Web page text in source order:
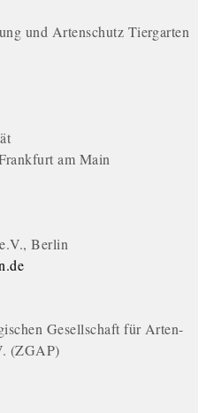
und Artenschutz Tiergarten
am Main
Berlin
Gesellschaft für Arten-
(ZGAP)